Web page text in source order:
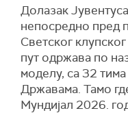
Долазак
непосредно пред
Светског
пут одржава по
моделу, са 32
Државама. Тамо
Мундијал 2026.